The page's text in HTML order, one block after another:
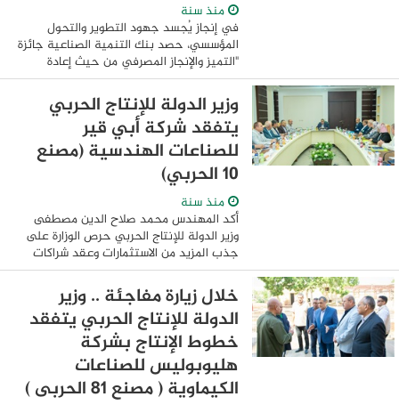
منذ سنة
في إنجاز يُجسد جهود التطوير والتحول
المؤسسي، حصد بنك التنمية الصناعية جائزة
"التميز والإنجاز المصرفي من حيث إعادة
الهيكلة والتطوير لعام 2025"، والتي يمنحها
الاتحاد الدولي للمصرفيين العرب، وذلك خلال
...
وزير الدولة للإنتاج الحربي
يتفقد شركة أبي قير
للصناعات الهندسية (مصنع
10 الحربي)
منذ سنة
أكد المهندس محمد صلاح الدين مصطفى
وزير الدولة للإنتاج الحربي حرص الوزارة على
جذب المزيد من الاستثمارات وعقد شراكات
جديدة مع مختلف الجهات بالدولة وذلك فى
إطار استراتيجية العمل بوزارة الإنتاج ...
خلال زيارة مفاجئة .. وزير
الدولة للإنتاج الحربي يتفقد
خطوط الإنتاج بشركة
هليوبوليس للصناعات
الكيماوية ( مصنع 81 الحربى )